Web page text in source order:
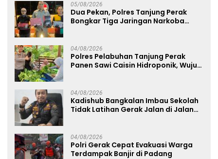
05/08/2026
Dua Pekan, Polres Tanjung Perak
Bongkar Tiga Jaringan Narkoba
04/08/2026
Polres Pelabuhan Tanjung Perak
Panen Sawi Caisin Hidroponik, Wujud
04/08/2026
Kadishub Bangkalan Imbau Sekolah
Tidak Latihan Gerak Jalan di Jalan
04/08/2026
Polri Gerak Cepat Evakuasi Warga
Terdampak Banjir di Padang